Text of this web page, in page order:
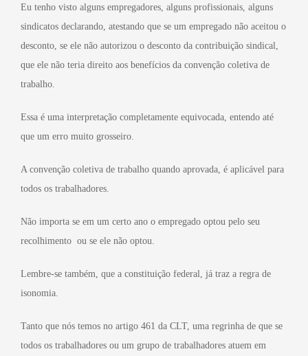
Eu tenho visto alguns empregadores, alguns profissionais, alguns
sindicatos declarando, atestando que se um empregado não aceitou o
desconto, se ele não autorizou o desconto da contribuição sindical,
que ele não teria direito aos benefícios da convenção coletiva de
trabalho.
Essa é uma interpretação completamente equivocada, entendo até
que um erro muito grosseiro.
A convenção coletiva de trabalho quando aprovada, é aplicável para
todos os trabalhadores.
Não importa se em um certo ano o empregado optou pelo seu
recolhimento ou se ele não optou.
Lembre-se também, que a constituição federal, já traz a regra de
isonomia.
Tanto que nós temos no artigo 461 da CLT, uma regrinha de que se
todos os trabalhadores ou um grupo de trabalhadores atuem em